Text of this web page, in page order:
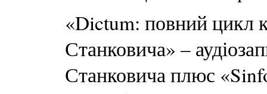
«Dictum: повний цикл
Станковича» –
Станковича плюс